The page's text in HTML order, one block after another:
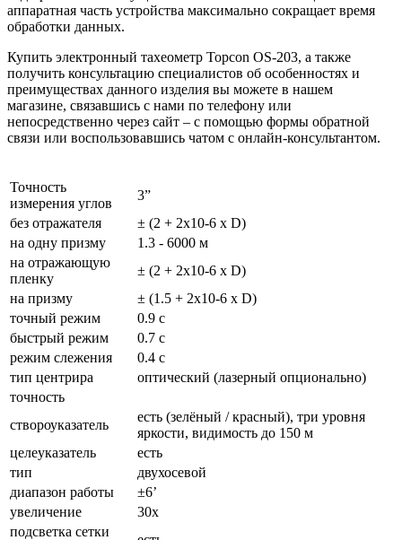
аппаратная часть устройства максимально сокращает время
обработки данных.
Купить электронный тахеометр Topcon OS-203, а также
получить консультацию специалистов об особенностях и
преимуществах данного изделия вы можете в нашем
магазине, связавшись с нами по телефону или
непосредственно через сайт – с помощью формы обратной
связи или воспользовавшись чатом с онлайн-консультантом.
Точность
измерения углов
3”
без отражателя
± (2 + 2x10-6 х D)
на одну призму
1.3 - 6000 м
на отражающую
пленку
± (2 + 2x10-6 х D)
на призму
± (1.5 + 2x10-6 х D)
точный режим
0.9 с
быстрый режим
0.7 с
режим слежения
0.4 с
тип центрира
оптический (лазерный опционально)
точность
створоуказатель
есть (зелёный / красный), три уровня
яркости, видимость до 150 м
целеуказатель
есть
тип
двухосевой
диапазон работы
±6’
увеличение
30х
подсветка сетки